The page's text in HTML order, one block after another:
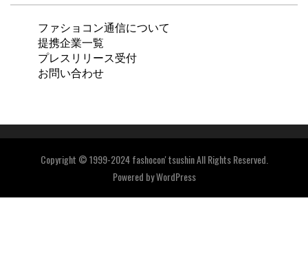
ファショコン通信について
提携企業一覧
プレスリリース受付
お問い合わせ
Copyright © 1999-2024 fashocon' tsushin All Rights Reserved.
Powered byWordPress